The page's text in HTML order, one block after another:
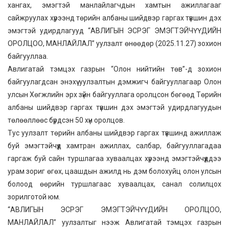
хангах, эмэгтэй манлайлагчдын хамтын ажиллагааг
сайжруулах хүрээнд төрийн албаны шийдвэр гаргах түвшин дэх
эмэгтэй удирдлагууд “АВЛИГЫН ЭСРЭГ ЭМЭГТЭЙЧҮҮДИЙН
ОРОЛЦОО, МАНЛАЙЛАЛ” уулзалт өнөөдөр (2025.11.27) зохион
байгууллаа.
Авлигатай тэмцэх газрын “Олон нийтийн төв”-д зохион
байгуулагдсан энэхүү уулзалтын дэмжигч байгууллагаар Олон
улсын Хөгжлийн эрх зүйн байгууллага оролцсон бөгөөд Төрийн
албаны шийдвэр гаргах түвшин дэх эмэгтэй удирдлагуудын
төлөөллөөс бүрдсэн 50 хүн оролцов.
Тус уулзалт төрийн албаны шийдвэр гаргах түвшинд ажиллаж
буй эмэгтэйчүүд хамтран ажиллах, салбар, байгууллагадаа
гаргаж буй сайн туршлагаа хуваалцах хүрээнд эмэгтэйчүүддээ
урам зориг өгөх, цаашдын ажилд нь дэм болохуйц олон улсын
болоод өөрийн туршлагаас хуваалцах, санал солилцох
зорилготой юм.
“АВЛИГЫН ЭСРЭГ ЭМЭГТЭЙЧҮҮДИЙН ОРОЛЦОО,
МАНЛАЙЛАЛ” уулзалтыг нээж Авлигатай тэмцэх газрын